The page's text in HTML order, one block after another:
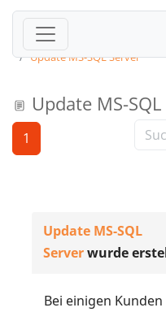
Signum-Forum
Update MS-SQL Server
Update MS-
1
Update MS-SQL
Serverwurde
Bei einigen